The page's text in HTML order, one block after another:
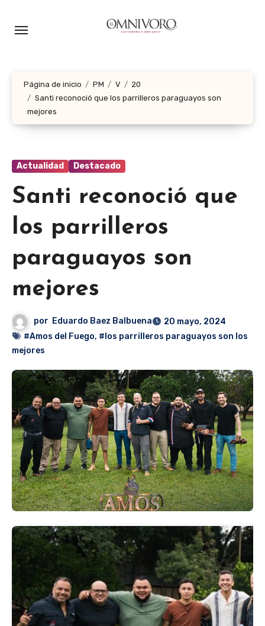
Página de inicio PM V
20
Santi reconoció que los parrilleros paraguayos son
mejores
Actualidad Destacado
Santi reconoció que
los parrilleros
paraguayos son
mejores
por Eduardo Baez Balbuena
20 mayo, 2024
#Amos del Fuego, #los parrilleros paraguayos son los
mejores